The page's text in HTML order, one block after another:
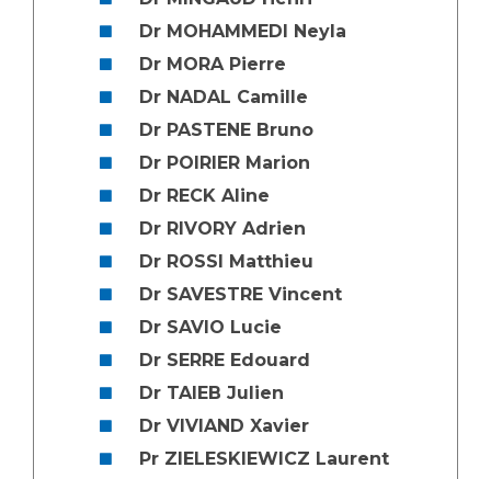
Dr MOHAMMEDI Neyla
Dr MORA Pierre
Dr NADAL Camille
Dr PASTENE Bruno
Dr POIRIER Marion
Dr RECK Aline
Dr RIVORY Adrien
Dr ROSSI Matthieu
Dr SAVESTRE Vincent
Dr SAVIO Lucie
Dr SERRE Edouard
Dr TAIEB Julien
Dr VIVIAND Xavier
Pr ZIELESKIEWICZ Laurent